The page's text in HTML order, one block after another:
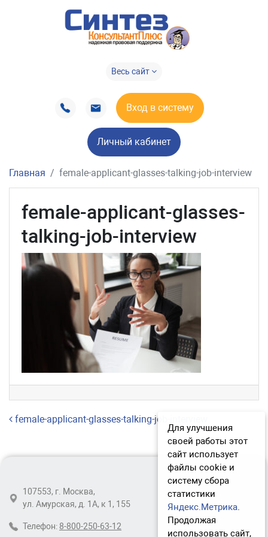
Весь сайт
Вход в систему
Личный кабинет
Главная female-applicant-glasses-talking-job-interview
female-applicant-glasses-
talking-job-interview
Навигация по записям
female-applicant-glasses-talking-job-interview
107553, г. Москва,
ул. Амурская, д. 1А, к 1, 155
Телефон: 8-800-250-63-12
Для улучшения
своей работы этот
сайт использует
файлы cookie и
систему сбора
статистики
Яндекс.Метрика.
Продолжая
использовать сайт,